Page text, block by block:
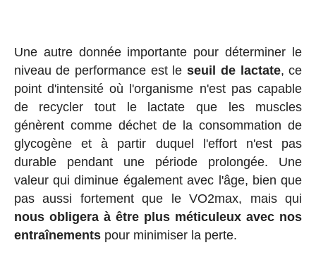
Une autre donnée importante pour déterminer le
niveau de performance est leseuil de lactate, ce
point d'intensité où l'organisme n'est pas capable
de recycler tout le lactate que les muscles
génèrent comme déchet de la consommation de
glycogène et à partir duquel l'effort n'est pas
durable pendant une période prolongée. Une
valeur qui diminue également avec l'âge, bien que
pas aussi fortement que le VO2max, mais qui
nous obligera à être plus méticuleux avec nos
entraînementspour minimiser la perte.